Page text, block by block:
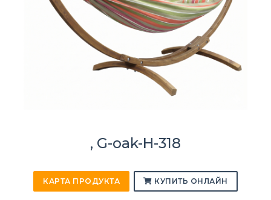
, G-oak-H-318
КАРТА ПРОДУКТА КУПИТЬ ОНЛАЙН